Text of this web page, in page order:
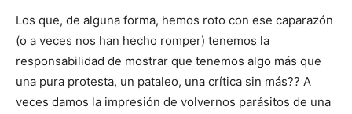
Los que, de alguna forma, hemos roto con ese caparazón
(o a veces nos han hecho romper) tenemos la
responsabilidad de mostrar que tenemos algo más que
una pura protesta, un pataleo, una crítica sin más?? A
veces damos la impresión de volvernos parásitos de una